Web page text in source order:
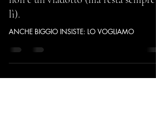
del dr. Nurchis: quando un viadotto
non è un viadotto (ma resta sempre
lì).
ANCHE BIGGIO INSISTE: LO VOGLIAMO